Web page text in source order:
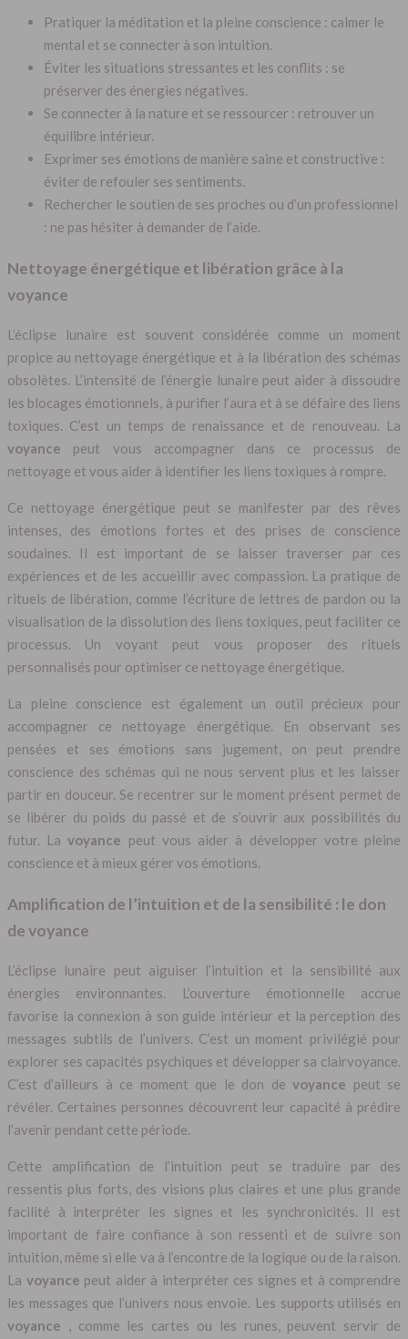
Pratiquer la méditation et la pleine conscience : calmer le
mental et se connecter à son intuition.
Éviter les situations stressantes et les conflits : se
préserver des énergies négatives.
Se connecter à la nature et se ressourcer : retrouver un
équilibre intérieur.
Exprimer ses émotions de manière saine et constructive :
éviter de refouler ses sentiments.
Rechercher le soutien de ses proches ou d’un professionnel
: ne pas hésiter à demander de l’aide.
Nettoyage énergétique et libération grâce à la
voyance
L’éclipse lunaire est souvent considérée comme un moment
propice au nettoyage énergétique et à la libération des schémas
obsolètes. L’intensité de l’énergie lunaire peut aider à dissoudre
les blocages émotionnels, à purifier l’aura et à se défaire des liens
toxiques. C’est un temps de renaissance et de renouveau. La
voyance peut vous accompagner dans ce processus de
nettoyage et vous aider à identifier les liens toxiques à rompre.
Ce nettoyage énergétique peut se manifester par des rêves
intenses, des émotions fortes et des prises de conscience
soudaines. Il est important de se laisser traverser par ces
expériences et de les accueillir avec compassion. La pratique de
rituels de libération, comme l’écriture de lettres de pardon ou la
visualisation de la dissolution des liens toxiques, peut faciliter ce
processus. Un voyant peut vous proposer des rituels
personnalisés pour optimiser ce nettoyage énergétique.
La pleine conscience est également un outil précieux pour
accompagner ce nettoyage énergétique. En observant ses
pensées et ses émotions sans jugement, on peut prendre
conscience des schémas qui ne nous servent plus et les laisser
partir en douceur. Se recentrer sur le moment présent permet de
se libérer du poids du passé et de s’ouvrir aux possibilités du
futur. Lavoyance peut vous aider à développer votre pleine
conscience et à mieux gérer vos émotions.
Amplification de l’intuition et de la sensibilité : le don
de voyance
L’éclipse lunaire peut aiguiser l’intuition et la sensibilité aux
énergies environnantes. L’ouverture émotionnelle accrue
favorise la connexion à son guide intérieur et la perception des
messages subtils de l’univers. C’est un moment privilégié pour
explorer ses capacités psychiques et développer sa clairvoyance.
C’est d’ailleurs à ce moment que le don devoyance peut se
révéler. Certaines personnes découvrent leur capacité à prédire
l’avenir pendant cette période.
Cette amplification de l’intuition peut se traduire par des
ressentis plus forts, des visions plus claires et une plus grande
facilité à interpréter les signes et les synchronicités. Il est
important de faire confiance à son ressenti et de suivre son
intuition, même si elle va à l’encontre de la logique ou de la raison.
La voyance peut aider à interpréter ces signes et à comprendre
les messages que l’univers nous envoie. Les supports utilisés en
voyance , comme les cartes ou les runes, peuvent servir de